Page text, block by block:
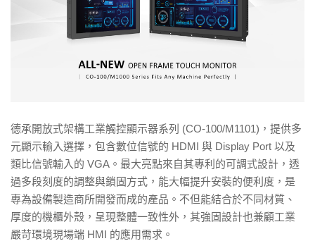
德承開放式架構工業觸控顯示器系列 (CO-100/M1101)，提供多
元顯示輸入選擇，包含數位信號的 HDMI 與 Display Port 以及
類比信號輸入的 VGA。最大亮點來自其專利的可調式設計，透
過多段刻度的調整與鎖固方式，能大幅提升安裝的便利度，是
專為設備製造商所開發而成的產品。不但能結合於不同材質、
厚度的機櫃外殼，呈現整體一致性外，其強固設計也兼顧工業
嚴苛環境現場端 HMI 的應用需求。